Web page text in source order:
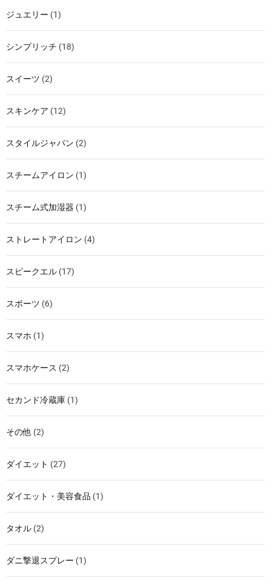
ジュエリー (1)
シンプリッチ (18)
スイーツ (2)
スキンケア (12)
スタイルジャパン (2)
スチームアイロン (1)
スチーム式加湿器 (1)
ストレートアイロン (4)
スピークエル (17)
スポーツ (6)
スマホ (1)
スマホケース (2)
セカンド冷蔵庫 (1)
その他 (2)
ダイエット (27)
ダイエット・美容食品 (1)
タオル (2)
ダニ撃退スプレー (1)